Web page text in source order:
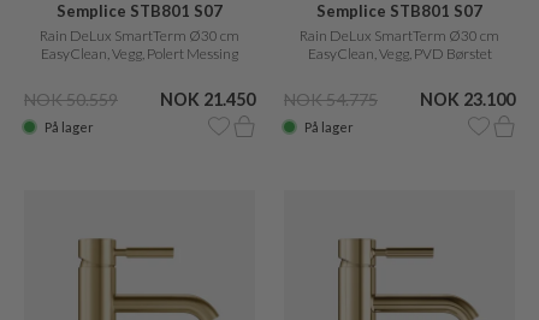
Semplice STB801 S07
Rain DeLux SmartTerm Ø30 cm
EasyClean, Vegg, Polert Messing
NOK 50.559 NOK 21.450
På lager
Semplice STB801 S07
Rain DeLux SmartTerm Ø30 cm
EasyClean, Vegg, PVD Børstet
NOK 54.775 NOK 23.100
På lager